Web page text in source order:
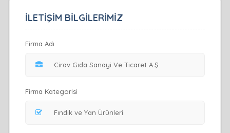
İLETİŞİM BİLGİLERİMİZ
Firma Adı
Firma Kategorisi